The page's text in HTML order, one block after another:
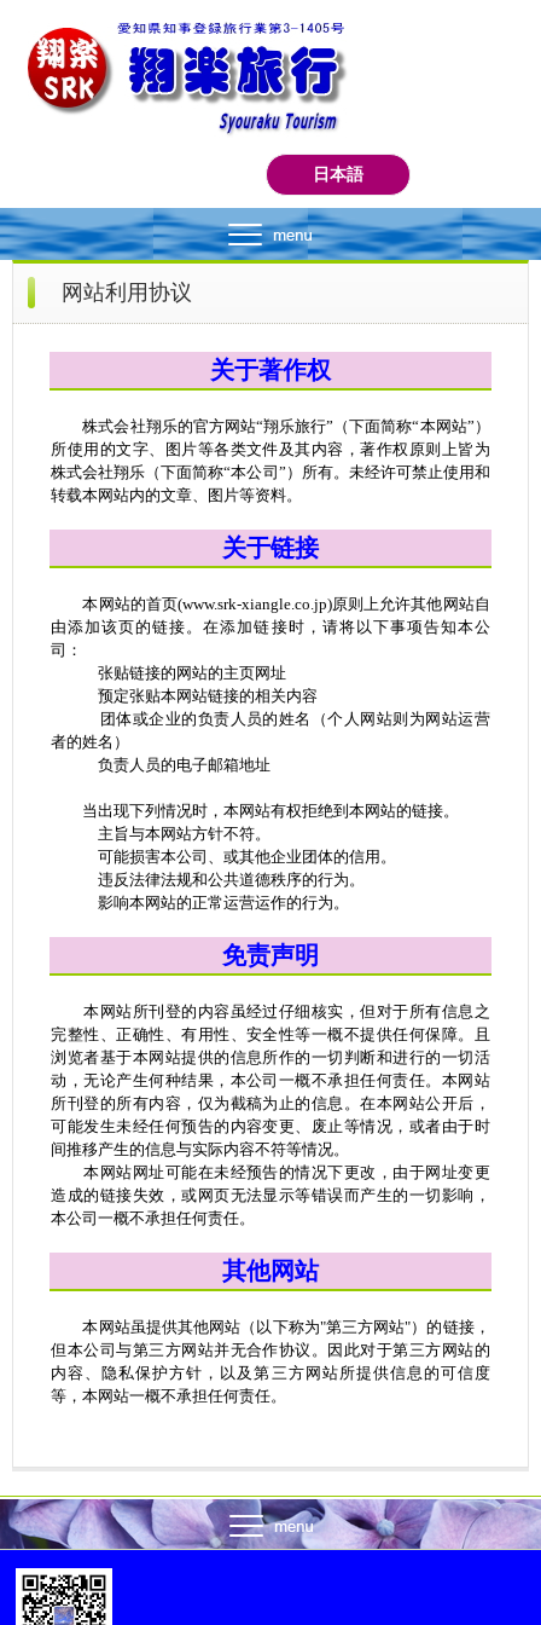
日本語
网站利用协议
关于著作权
株式会社翔乐的官方网站“翔乐旅行”（下面简称“本网站”）
所使用的文字、图片等各类文件及其内容，著作权原则上皆为
株式会社翔乐（下面简称“本公司”）所有。未经许可禁止使用和
转载本网站内的文章、图片等资料。
关于链接
本网站的首页(www.srk-xiangle.co.jp)原则上允许其他网站自
由添加该页的链接。在添加链接时，请将以下事项告知本公
司：
张贴链接的网站的主页网址
预定张贴本网站链接的相关内容
团体或企业的负责人员的姓名（个人网站则为网站运营
者的姓名）
负责人员的电子邮箱地址
当出现下列情况时，本网站有权拒绝到本网站的链接。
主旨与本网站方针不符。
可能损害本公司、或其他企业团体的信用。
违反法律法规和公共道德秩序的行为。
影响本网站的正常运营运作的行为。
免责声明
本网站所刊登的内容虽经过仔细核实，但对于所有信息之
完整性、正确性、有用性、安全性等一概不提供任何保障。且
浏览者基于本网站提供的信息所作的一切判断和进行的一切活
动，无论产生何种结果，本公司一概不承担任何责任。本网站
所刊登的所有内容，仅为截稿为止的信息。在本网站公开后，
可能发生未经任何预告的内容变更、废止等情况，或者由于时
间推移产生的信息与实际内容不符等情况。
本网站网址可能在未经预告的情况下更改，由于网址变更
造成的链接失效，或网页无法显示等错误而产生的一切影响，
本公司一概不承担任何责任。
其他网站
本网站虽提供其他网站（以下称为"第三方网站"）的链接，
但本公司与第三方网站并无合作协议。因此对于第三方网站的
内容、隐私保护方针，以及第三方网站所提供信息的可信度
等，本网站一概不承担任何责任。